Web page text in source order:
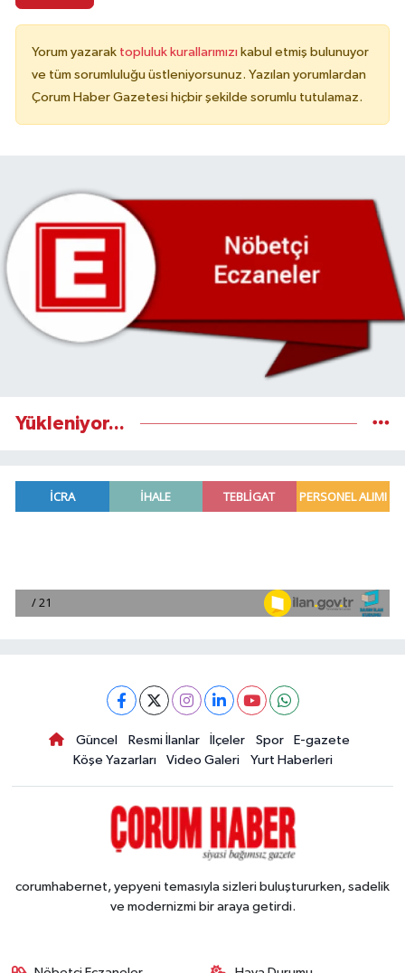
Yorum yazarak topluluk kurallarımızı kabul etmiş bulunuyor
ve tüm sorumluluğu üstleniyorsunuz. Yazılan yorumlardan
Çorum Haber Gazetesi hiçbir şekilde sorumlu tutulamaz.
Yükleniyor...
Güncel Resmi İlanlar İlçeler Spor
E-gazete
Köşe Yazarları
Video Galeri Yurt Haberleri
corumhabernet, yepyeni temasıyla sizleri buluştururken, sadelik
ve modernizmi bir araya getirdi.